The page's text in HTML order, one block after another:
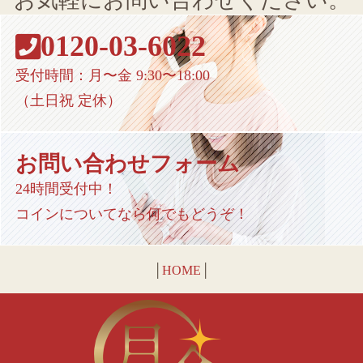
0120-03-6022
受付時間：月〜金 9:30〜18:00
（土日祝 定休）
お問い合わせフォーム
24時間受付中！
コインについてなら何でもどうぞ！
HOME